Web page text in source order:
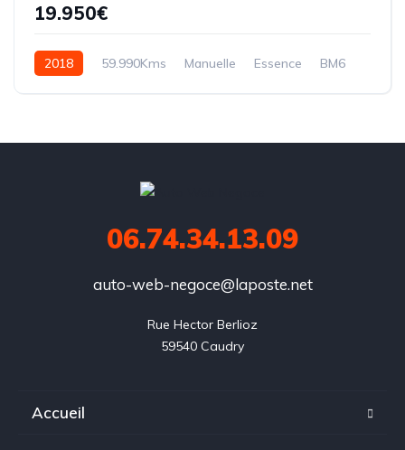
19.950€
2018 59.990Kms Manuelle Essence BM6
06.74.34.13.09
auto-web-negoce@laposte.net
Rue Hector Berlioz
59540 Caudry
Accueil